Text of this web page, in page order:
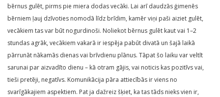
bērnus gulēt, pirms pie miera dodas vecāki. Lai arī daudzās ģimenēs
bērniem ļauj dzīvoties nomodā līdz brīdim, kamēr viņi paši aiziet gulēt,
vecākiem tas var būt nogurdinoši. Noliekot bērnus gulēt kaut vai 1–2
stundas agrāk, vecākiem vakarā ir iespēja pabūt divatā un šajā laikā
pārrunāt nākamās dienas vai brīvdienu plānus. Tāpat šo laiku var veltīt
sarunai par aizvadīto dienu – kā otram gājis, vai noticis kas pozitīvs vai,
tieši pretēji, negatīvs. Komunikācija pāra attiecībās ir viens no
svarīgākajiem aspektiem. Pat ja dažreiz šķiet, ka tas tāds nieks vien ir,